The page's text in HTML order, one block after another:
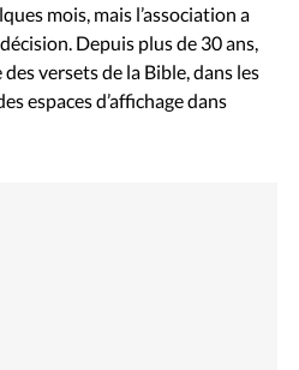
mois, mais l’association a
Depuis plus de 30 ans,
versets de la Bible, dans les
espaces d’affichage dans